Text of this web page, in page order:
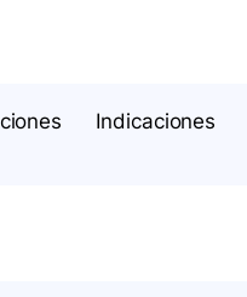
Indicaciones